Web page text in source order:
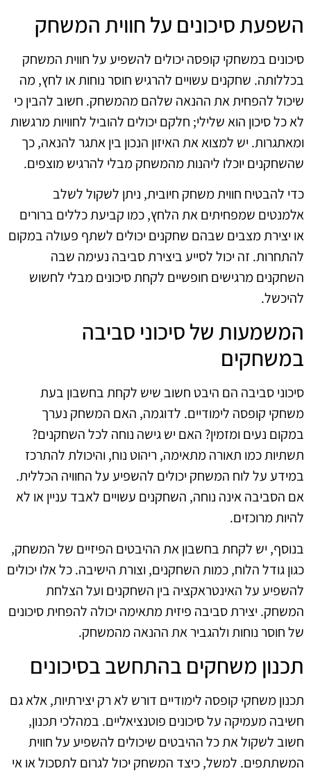
השפעת סיכונים על חווית המשחק
סיכונים במשחקי קופסה יכולים להשפיע על חווית המשחק
בכללותה. שחקנים עשויים להרגיש חוסר נוחות או לחץ, מה
שיכול להפחית את ההנאה שלהם מהמשחק. חשוב להבין כי
לא כל סיכון הוא שלילי; חלקם יכולים להוביל לחוויות מרגשות
ומאתגרות. יש למצוא את האיזון הנכון בין אתגר להנאה, כך
שהשחקנים יוכלו ליהנות מהמשחק מבלי להרגיש מוצפים.
כדי להבטיח חווית משחק חיובית, ניתן לשקול לשלב
אלמנטים שמפחיתים את הלחץ, כמו קביעת כללים ברורים
או יצירת מצבים שבהם שחקנים יכולים לשתף פעולה במקום
להתחרות. זה יכול לסייע ביצירת סביבה נעימה שבה
השחקנים מרגישים חופשיים לקחת סיכונים מבלי לחשוש
להיכשל.
המשמעות של סיכוני סביבה
במשחקים
סיכוני סביבה הם היבט חשוב שיש לקחת בחשבון בעת
משחקי קופסה לימודיים. לדוגמה, האם המשחק נערך
במקום נעים ומזמין? האם יש גישה נוחה לכל השחקנים?
תשתיות כמו תאורה מתאימה, ריהוט נוח, והיכולת להתרכז
במידע על לוח המשחק יכולים להשפיע על החוויה הכללית.
אם הסביבה אינה נוחה, השחקנים עשויים לאבד עניין או לא
להיות מרוכזים.
בנוסף, יש לקחת בחשבון את ההיבטים הפיזיים של המשחק,
כגון גודל הלוח, כמות השחקנים, וצורת הישיבה. כל אלו יכולים
להשפיע על האינטראקציה בין השחקנים ועל הצלחת
המשחק. יצירת סביבה פיזית מתאימה יכולה להפחית סיכונים
של חוסר נוחות ולהגביר את ההנאה מהמשחק.
תכנון משחקים בהתחשב בסיכונים
תכנון משחקי קופסה לימודיים דורש לא רק יצירתיות, אלא גם
חשיבה מעמיקה על סיכונים פוטנציאליים. במהלכי תכנון,
חשוב לשקול את כל ההיבטים שיכולים להשפיע על חווית
המשתתפים. למשל, כיצד המשחק יכול לגרום לתסכול או אי